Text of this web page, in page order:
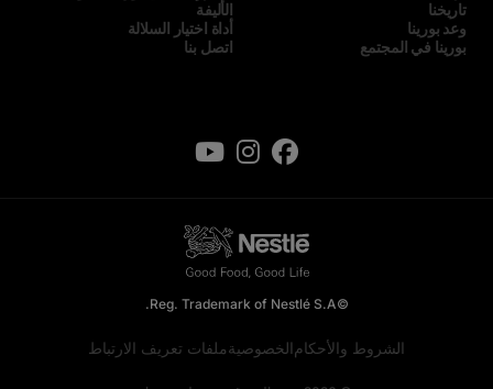
تاريخنا
وعد بورينا
بورينا في المجتمع
الأليفة
أداة اختيار السلالة
اتصل بنا
©Reg. Trademark of Nestlé S.A.
الشروط والأحكامالخصوصيةملفات تعريف الارتباط